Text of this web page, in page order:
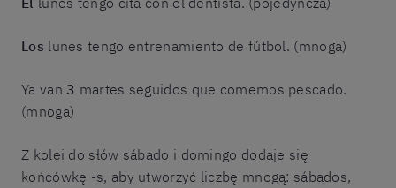
Los lunes tengo entrenamiento de fútbol. (mnoga)
Ya van 3 martes seguidos que comemos pescado.
(mnoga)
Z kolei do słów sábado i domingo dodaje się
końcówkę -s, aby utworzyć liczbę mnogą: sábados,